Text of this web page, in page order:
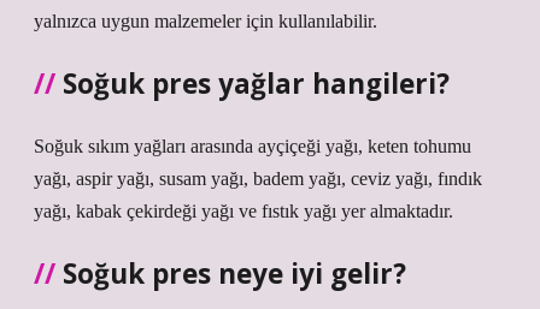
yalnızca uygun malzemeler için kullanılabilir.
Soğuk pres yağlar hangileri?
Soğuk sıkım yağları arasında ayçiçeği yağı, keten tohumu
yağı, aspir yağı, susam yağı, badem yağı, ceviz yağı, fındık
yağı, kabak çekirdeği yağı ve fıstık yağı yer almaktadır.
Soğuk pres neye iyi gelir?